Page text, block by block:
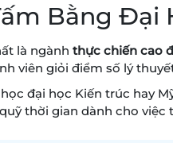
Bằng Đại
là ngành thực chiến cao
viên giỏi điểm số lý
đại học Kiến trúc hay
thời gian dành cho